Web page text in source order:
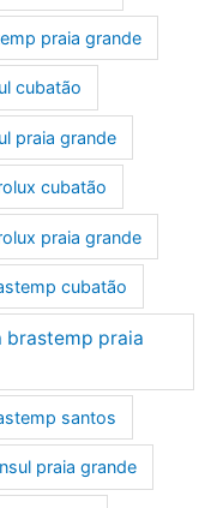
praia grande
cubatão
praia grande
cubatão
praia grande
cubatão
brastemp praia
santos
praia grande